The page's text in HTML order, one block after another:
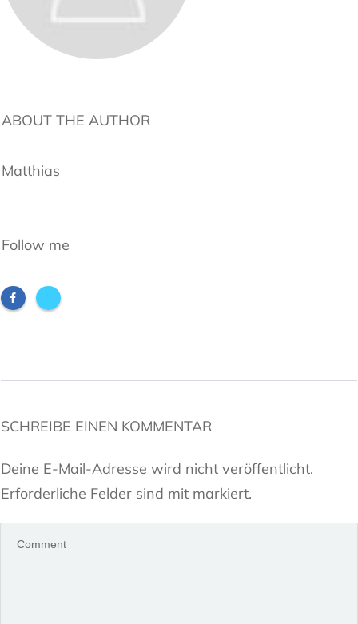
ABOUT THE AUTHOR
Matthias
Follow me
SCHREIBE EINEN KOMMENTAR
Deine E-Mail-Adresse wird nicht veröffentlicht.
Erforderliche Felder sind mit markiert.